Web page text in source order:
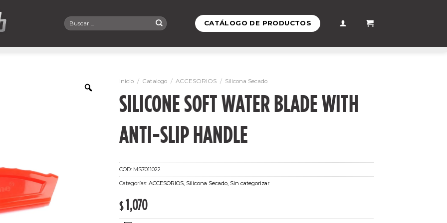
Buscar
por:
CATÁLOGO DE PRODUCTOS
Inicio / Catalogo / ACCESORIOS / Silicona Secado
SILICONE SOFT WATER BLADE WITH
ANTI-SLIP HANDLE
COD: MS7011022
Categorías: ACCESORIOS, Silicona Secado, Sin categorizar
$ 1,070